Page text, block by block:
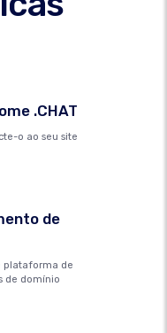
.CHAT
o ao seu site
de
plataforma de
de domínio